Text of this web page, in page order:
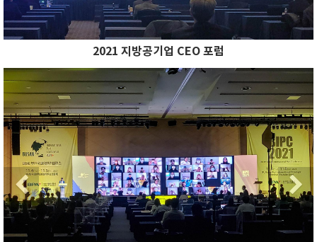
2021 지방공기업 CEO 포럼
Previous
Previous